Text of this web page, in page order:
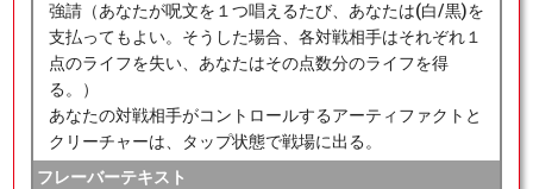
強請（あなたが呪文を１つ唱えるたび、あなたは(白/黒)を
支払ってもよい。そうした場合、各対戦相手はそれぞれ１
点のライフを失い、あなたはその点数分のライフを得
る。）
あなたの対戦相手がコントロールするアーティファクトと
クリーチャーは、タップ状態で戦場に出る。
フレーバーテキスト